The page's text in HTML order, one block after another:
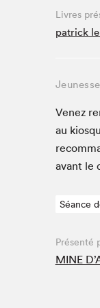
Café La
Espace
La
Le grand
de
Lettres
Mur des
Livres
patrick
Jeunesse
Venez
au
avant le
Séance
Présenté
MINE